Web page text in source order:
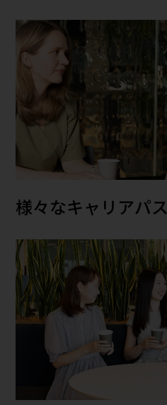
様々なキャリアパス